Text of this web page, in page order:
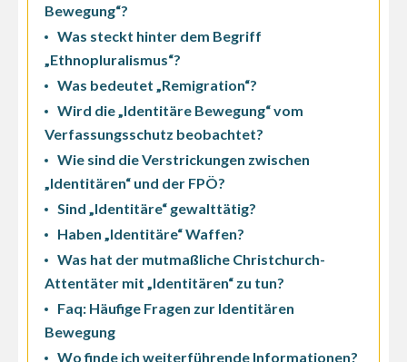
Bewegung“?
Was steckt hinter dem Begriff
„Ethnopluralismus“?
Was bedeutet „Remigration“?
Wird die „Identitäre Bewegung“ vom
Verfassungsschutz beobachtet?
Wie sind die Verstrickungen zwischen
„Identitären“ und der FPÖ?
Sind „Identitäre“ gewalttätig?
Haben „Identitäre“ Waffen?
Was hat der mutmaßliche Christchurch-
Attentäter mit „Identitären“ zu tun?
Faq: Häufige Fragen zur Identitären
Bewegung
Wo finde ich weiterführende Informationen?